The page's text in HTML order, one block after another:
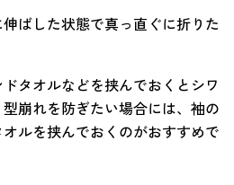
ばした状態で真っ直ぐに折りた
タオルなどを挟んでおくとシワ
崩れを防ぎたい場合には、袖の
ルを挟んでおくのがおすすめで